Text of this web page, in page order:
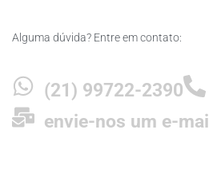
Alguma dúvida? Entre em contato:
(21) 99722-2390
envie-nos um e-mail